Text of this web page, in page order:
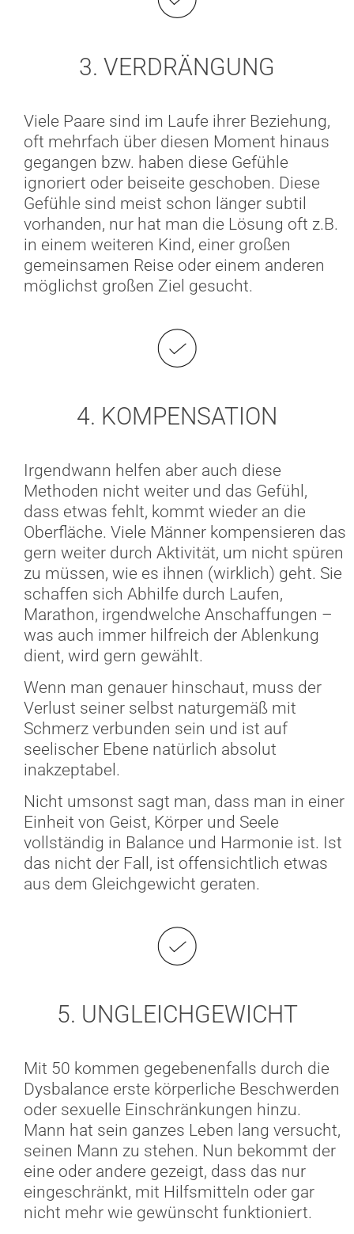
3. VERDRÄNGUNG
Viele Paare sind im Laufe ihrer Beziehung,
oft mehrfach über diesen Moment hinaus
gegangen bzw. haben diese Gefühle
ignoriert oder beiseite geschoben. Diese
Gefühle sind meist schon länger subtil
vorhanden, nur hat man die Lösung oft z.B.
in einem weiteren Kind, einer großen
gemeinsamen Reise oder einem anderen
möglichst großen Ziel gesucht.
4. KOMPENSATION
Irgendwann helfen aber auch diese
Methoden nicht weiter und das Gefühl,
dass etwas fehlt, kommt wieder an die
Oberfläche. Viele Männer kompensieren das
gern weiter durch Aktivität, um nicht spüren
zu müssen, wie es ihnen (wirklich) geht. Sie
schaffen sich Abhilfe durch Laufen,
Marathon, irgendwelche Anschaffungen –
was auch immer hilfreich der Ablenkung
dient, wird gern gewählt.
Wenn man genauer hinschaut, muss der
Verlust seiner selbst naturgemäß mit
Schmerz verbunden sein und ist auf
seelischer Ebene natürlich absolut
inakzeptabel.
Nicht umsonst sagt man, dass man in einer
Einheit von Geist, Körper und Seele
vollständig in Balance und Harmonie ist. Ist
das nicht der Fall, ist offensichtlich etwas
aus dem Gleichgewicht geraten.
5. UNGLEICHGEWICHT
Mit 50 kommen gegebenenfalls durch die
Dysbalance erste körperliche Beschwerden
oder sexuelle Einschränkungen hinzu.
Mann hat sein ganzes Leben lang versucht,
seinen Mann zu stehen. Nun bekommt der
eine oder andere gezeigt, dass das nur
eingeschränkt, mit Hilfsmitteln oder gar
nicht mehr wie gewünscht funktioniert.